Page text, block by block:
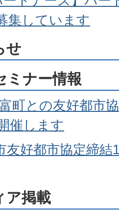
集しています
せ
ミナー情報
町との友好都市
催します
友好都市協定締結
ア掲載